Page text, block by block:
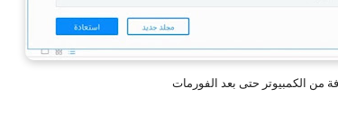
من الكمبيوتر حتى بعد الفورمات